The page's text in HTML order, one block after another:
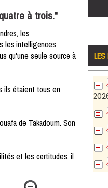
à trois."
les
les intelligences
qu'une seule source à
ils étaient tous en
de Takadoum. Son
et les certitudes, il